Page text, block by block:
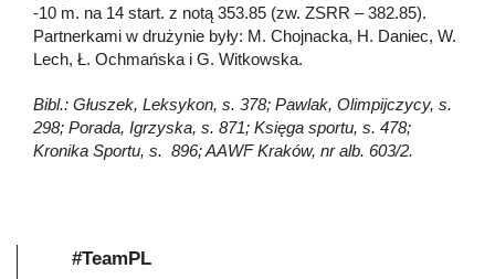
-10 m. na 14 start. z notą 353.85 (zw. ZSRR – 382.85).
Partnerkami w drużynie były: M. Chojnacka, H. Daniec, W.
Lech, Ł. Ochmańska i G. Witkowska.
Bibl.: Głuszek, Leksykon, s. 378; Pawlak, Olimpijczycy, s.
298; Porada, Igrzyska, s. 871; Księga sportu, s. 478;
Kronika Sportu, s. 896; AAWF Kraków, nr alb. 603/2.
#TeamPL